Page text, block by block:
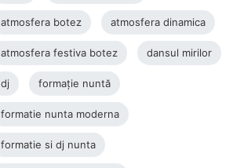
atmosfera botez atmosfera dinamica
atmosfera festiva botez dansul mirilor
dj formație nuntă
formatie nunta moderna
formatie si dj nunta